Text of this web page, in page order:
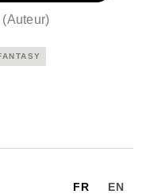
(Auteur)
FR EN